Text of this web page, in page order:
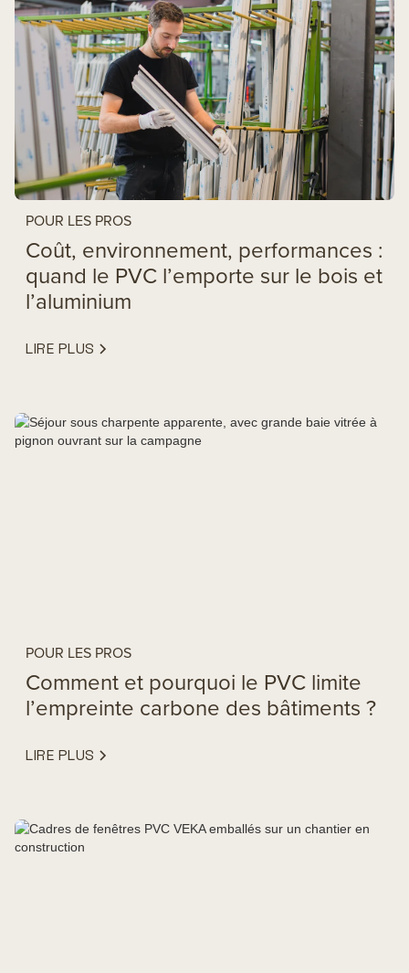
POUR LES PROS
Coût, environnement, performances :
quand le PVC l’emporte sur le bois et
l’aluminium
LIRE PLUS
POUR LES PROS
Comment et pourquoi le PVC limite
l’empreinte carbone des bâtiments ?
LIRE PLUS